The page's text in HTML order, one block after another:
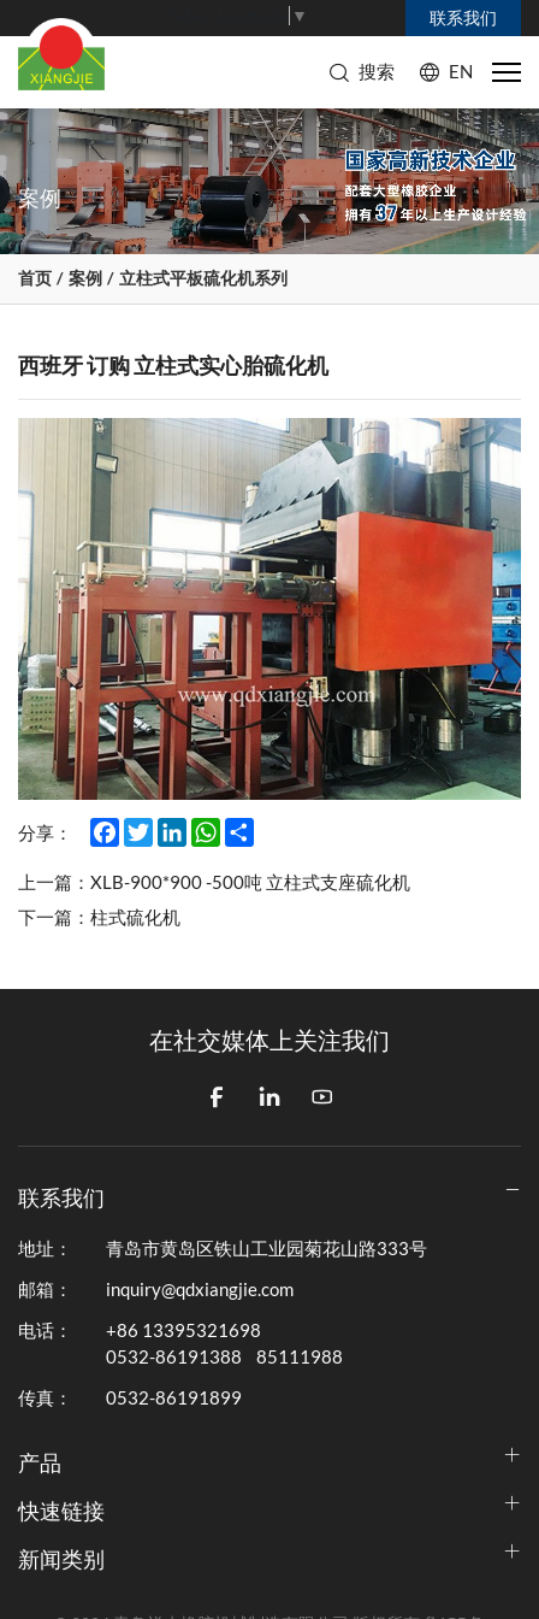
联系我们
▼
EN
搜索
案例
首页 案例 立柱式平板硫化机系列
西班牙 订购 立柱式实心胎硫化机
分享： Facebook
TwitterLinkedInWhatsApp
上一篇： XLB-900*900 -500吨 立柱式支座硫化机
下一篇： 柱式硫化机
在社交媒体上关注我们
联系我们
地址：
青岛市黄岛区铁山工业园菊花山路333号
邮箱：
inquiry@qdxiangjie.com
电话：
+86 13395321698
0532-86191388
85111988
传真：
0532-86191899
产品
快速链接
新闻类别